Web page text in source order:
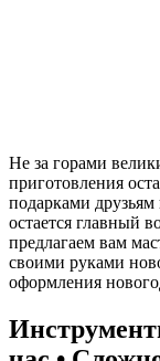
Не за горами
приготовления
подарками друзьям
остается главный
предлагаем вам
своими руками
оформления